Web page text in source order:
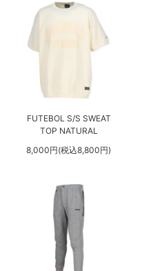
FUTEBOL S/S SWEAT
TOP NATURAL
8,000円(税込8,800円)